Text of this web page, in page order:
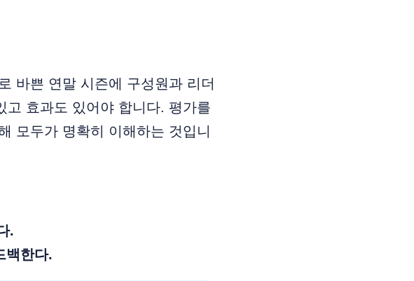
바쁜 연말 시즌에 구성원과 리더
고 효과도 있어야 합니다. 평가를
모두가 명확히 이해하는 것입니
.
백한다.